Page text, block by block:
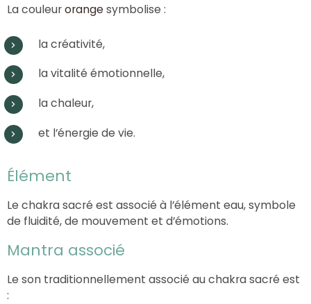
La couleurorangesymbolise :
la créativité,
la vitalité émotionnelle,
la chaleur,
et l’énergie de vie.
Élément
Le chakra sacré est associé à l’élément eau, symbole
de fluidité, de mouvement et d’émotions.
Mantra associé
Le son traditionnellement associé au chakra sacré est
: